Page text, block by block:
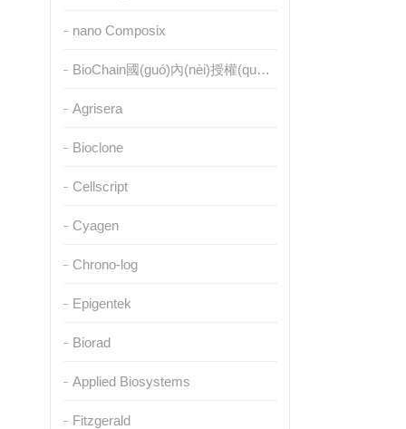
nano Composix
BioChain國(guó)內(nèi)授權(quán)代理
Agrisera
Bioclone
Cellscript
Cyagen
Chrono-log
Epigentek
Biorad
Applied Biosystems
Fitzgerald